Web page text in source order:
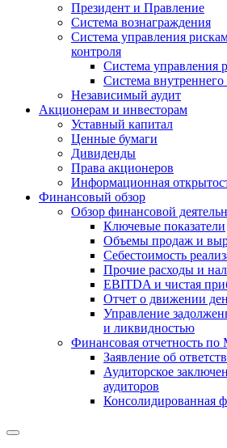
Президент и Правление
Система вознаграждения
Система управления
контроля
Система управления
Система внутреннего
Независимый аудит
Акционерам и инвесторам
Уставный капитал
Ценные бумаги
Дивиденды
Права акционеров
Информационная
Финансовый обзор
Обзор финансовой
Ключевые показатели
Объемы продаж и
Себестоимость
Прочие расходы и
EBITDA и чистая
Отчет о движении
Управление
и ликвидностью
Финансовая отчетность
Заявление об
Аудиторское
аудиторов
Консолидированная